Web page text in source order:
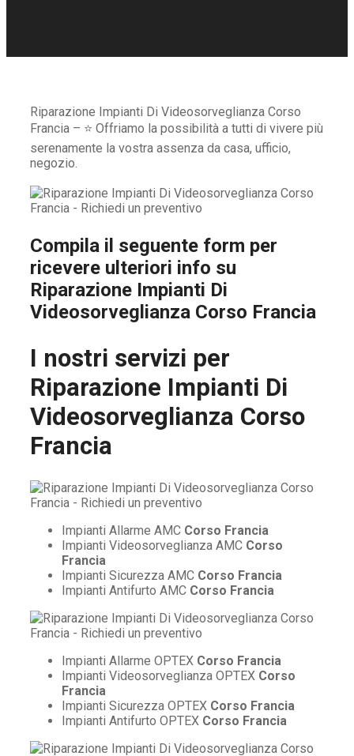
Riparazione Impianti Di Videosorveglianza Corso
Francia – ⭐ Offriamo la possibilità a tutti di vivere più
serenamente la vostra assenza da casa, ufficio,
negozio.
Compila il seguente form per
ricevere ulteriori info su
Riparazione Impianti Di
Videosorveglianza Corso Francia
I nostri servizi per
Riparazione Impianti Di
Videosorveglianza Corso
Francia
Impianti Allarme AMC Corso Francia
Impianti Videosorveglianza AMC Corso
Francia
Impianti Sicurezza AMC Corso Francia
Impianti Antifurto AMC Corso Francia
Impianti Allarme OPTEX Corso Francia
Impianti Videosorveglianza OPTEX Corso
Francia
Impianti Sicurezza OPTEX Corso Francia
Impianti Antifurto OPTEX Corso Francia